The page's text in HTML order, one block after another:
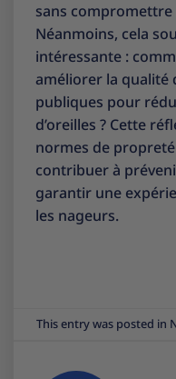
sans
Néanmoins, cela
intéressante :
améliorer la qualité
publiques pour
d’oreilles ? Cette
normes de
contribuer à
garantir une
les nageurs.
This entry was posted in